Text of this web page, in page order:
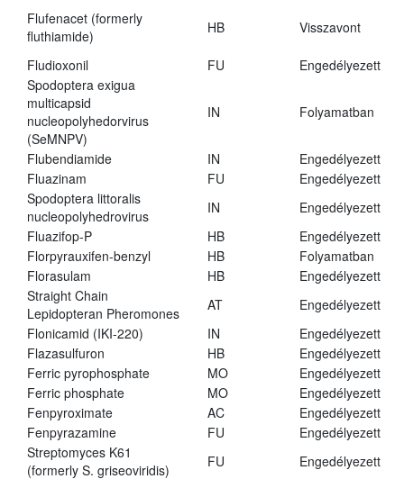
Flufenacet (formerly
fluthiamide)
HB Visszavont
Fludioxonil FU
Engedélyezett
Spodoptera exigua
multicapsid
nucleopolyhedorvirus
(SeMNPV)
IN Folyamatban
Flubendiamide IN
Engedélyezett
Fluazinam
FU
Engedélyezett
Spodoptera littoralis
nucleopolyhedrovirus
IN
Engedélyezett
Fluazifop-P
HB
Engedélyezett
Florpyrauxifen-benzyl
HB
Folyamatban
Florasulam
HB
Engedélyezett
Straight Chain
Lepidopteran Pheromones
AT
Engedélyezett
Flonicamid (IKI-220)
IN
Engedélyezett
Flazasulfuron
HB
Engedélyezett
Ferric pyrophosphate
MO
Engedélyezett
Ferric phosphate
MO
Engedélyezett
Fenpyroximate
AC
Engedélyezett
Fenpyrazamine
FU
Engedélyezett
Streptomyces K61
(formerly S. griseoviridis)
FU
Engedélyezett